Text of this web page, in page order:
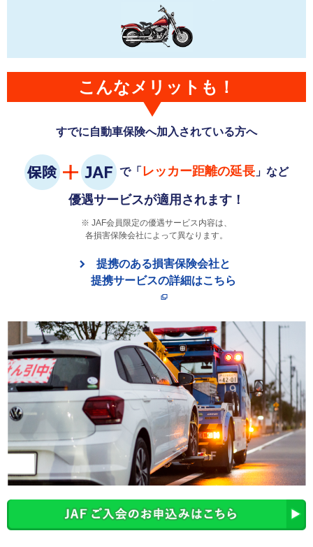
こんなメリットも！
すでに自動車保険へ加入されている方へ
で「 レッカー距離の延長 」など
優遇サービスが適用されます！
JAF会員限定の優遇サービス内容は、
各損害保険会社によって異なります。
提携のある損害保険会社と
提携サービスの詳細はこちら